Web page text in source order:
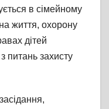
в сімейному
на життя, охорону
дітей
з питань захисту